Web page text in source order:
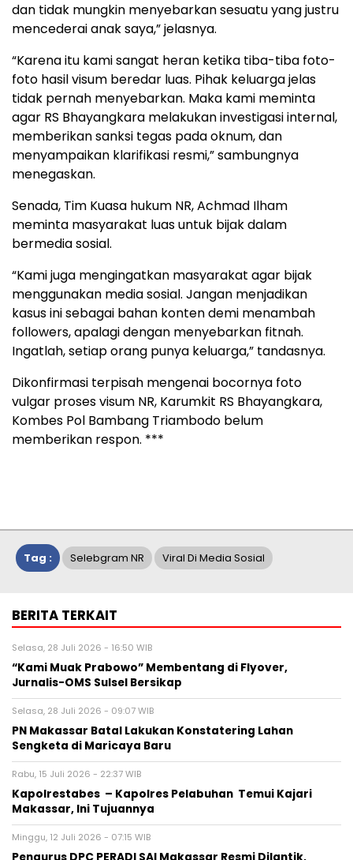
dan tidak mungkin menyebarkan sesuatu yang justru
mencederai anak saya,” jelasnya.
“Karena itu kami sangat heran ketika tiba-tiba foto-
foto hasil visum beredar luas. Pihak keluarga jelas
tidak pernah menyebarkan. Maka kami meminta
agar RS Bhayangkara melakukan investigasi internal,
memberikan sanksi tegas pada oknum, dan
menyampaikan klarifikasi resmi,” sambungnya
menegaskan.
Senada, Tim Kuasa hukum NR, Achmad Ilham
meminta masyarakat luas untuk bijak dalam
bermedia sosial.
“Kami juga mengingatkan masyarakat agar bijak
menggunakan media sosial. Jangan menjadikan
kasus ini sebagai bahan konten demi menambah
followers, apalagi dengan menyebarkan fitnah.
Ingatlah, setiap orang punya keluarga,” tandasnya.
Dikonfirmasi terpisah mengenai bocornya foto
vulgar proses visum NR, Karumkit RS Bhayangkara,
Kombes Pol Bambang Triambodo belum
memberikan respon. ***
Tag : Selebgram NR Viral Di Media Sosial
BERITA TERKAIT
Selasa, 28 Juli 2026 - 16:50 WIB
“Kami Muak Prabowo” Membentang di Flyover,
Jurnalis-OMS Sulsel Bersikap
Selasa, 28 Juli 2026 - 09:07 WIB
PN Makassar Batal Lakukan Konstatering Lahan
Sengketa di Maricaya Baru
Rabu, 15 Juli 2026 - 22:37 WIB
Kapolrestabes – Kapolres Pelabuhan Temui Kajari
Makassar, Ini Tujuannya
Minggu, 12 Juli 2026 - 07:15 WIB
Pengurus DPC PERADI SAI Makassar Resmi Dilantik,